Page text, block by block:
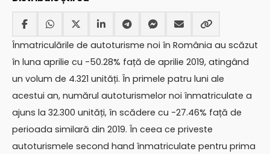
Înmatriculările de autoturisme noi în România au scăzut
în luna aprilie cu -50.28% față de aprilie 2019, atingând
un volum de 4.321 unități. În primele patru luni ale
acestui an, numărul autoturismelor noi înmatriculate a
ajuns la 32.300 unități, în scădere cu -27.46% față de
perioada similară din 2019. În ceea ce priveste
autoturismele second hand înmatriculate pentru prima